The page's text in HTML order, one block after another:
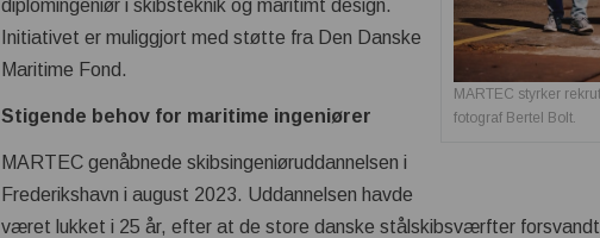
MARTEC styrker
fotograf Bertel Bolt.
diplomingeniør i skibsteknik og maritimt design.
Initiativet er muliggjort med støtte fra Den Danske
Maritime Fond.
Stigende behov for maritime ingeniører
MARTEC genåbnede skibsingeniøruddannelsen i
Frederikshavn i august 2023. Uddannelsen havde
været lukket i 25 år, efter at de store danske stålskibsværfter